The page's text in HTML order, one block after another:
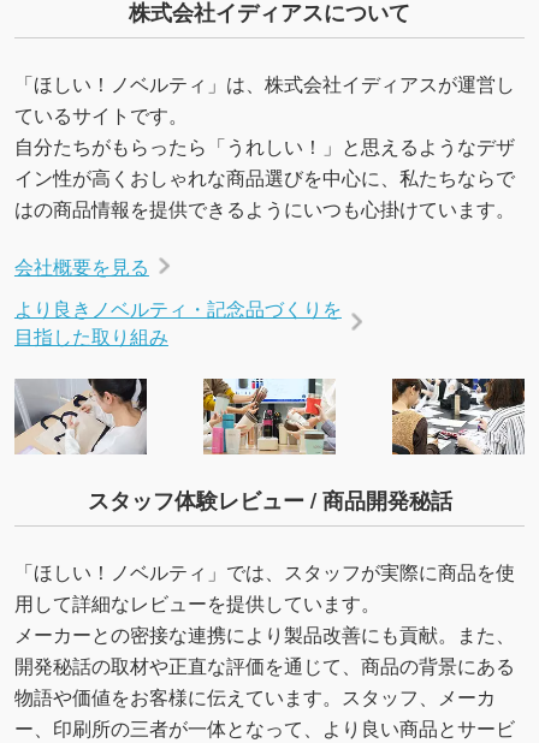
いたします。配置のご相談にも応じています。
株式会社イディアスについて
「ほしい！ノベルティ」は、株式会社イディアスが運営し
ているサイトです。
自分たちがもらったら「うれしい！」と思えるようなデザ
イン性が高くおしゃれな商品選びを中心に、私たちならで
はの商品情報を提供できるようにいつも心掛けています。
会社概要を見る
より良きノベルティ・記念品づくりを
目指した取り組み
スタッフ体験レビュー / 商品開発秘話
「ほしい！ノベルティ」では、スタッフが実際に商品を使
用して詳細なレビューを提供しています。
メーカーとの密接な連携により製品改善にも貢献。また、
開発秘話の取材や正直な評価を通じて、商品の背景にある
物語や価値をお客様に伝えています。スタッフ、メーカ
ー、印刷所の三者が一体となって、より良い商品とサービ